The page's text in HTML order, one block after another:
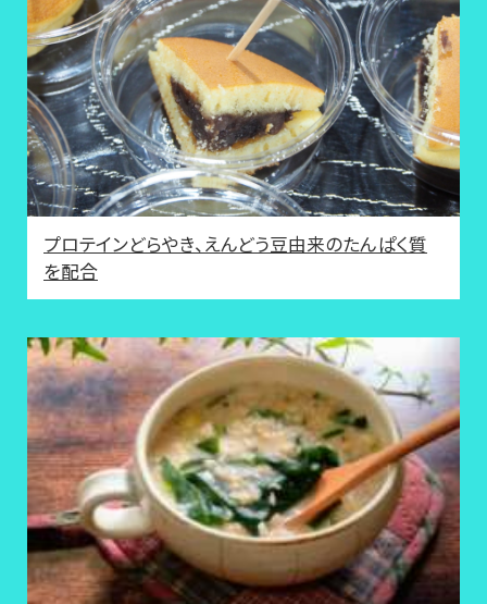
プロテインどらやき、えんどう豆由来のたんぱく質
を配合